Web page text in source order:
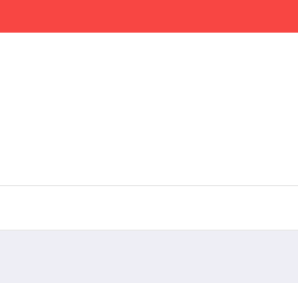
PERUBAHAN SOSIAL DI ERA DISRUPSI
yang Progresif dan Berkeadaban: